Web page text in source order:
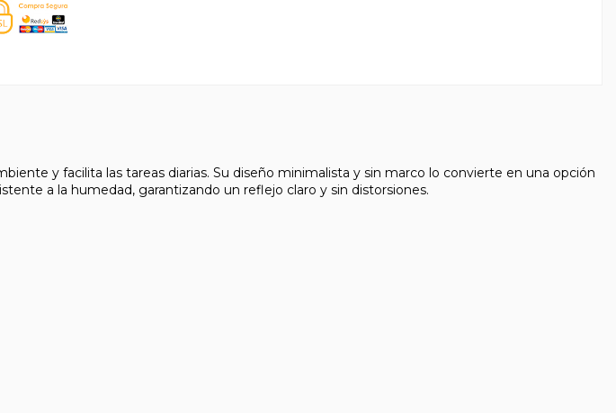
y facilita las tareas diarias. Su diseño minimalista y sin marco lo convierte en una opción
a la humedad, garantizando un reflejo claro y sin distorsiones.